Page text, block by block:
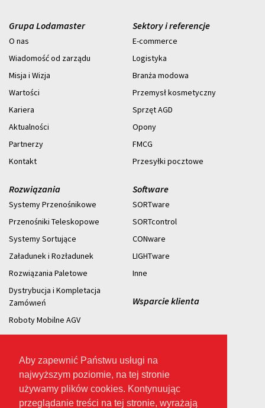
Aby zapewnić Państwu usługi na
najwyższym poziomie, na tej stronie
używamy plików cookies. Kontynuując
przeglądanie treści na tej stronie, wyrażają
Grupa Lodamaster
O nas
Wiadomość od zarządu
Misja i Wizja
Wartości
Kariera
Aktualności
Partnerzy
Kontakt
Sektory i referencje
E-commerce
Logistyka
Branża modowa
Przemysł kosmetyczny
Sprzęt AGD
Opony
FMCG
Przesyłki pocztowe
Rozwiązania
Systemy Przenośnikowe
Przenośniki Teleskopowe
Systemy Sortujące
Załadunek i Rozładunek
Rozwiązania Paletowe
Dystrybucja i Kompletacja
Zamówıeń
Roboty Mobilne AGV
Software
SORTware
SORTcontrol
CONware
LIGHTware
Inne
Wsparcie klienta
2026 © Prawo
Autorskie.